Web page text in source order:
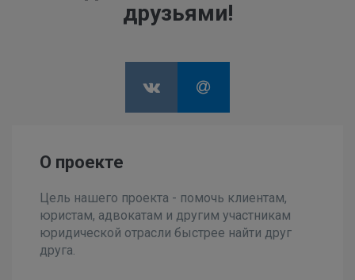
друзьями!
О проекте
Цель нашего проекта - помочь клиентам,
юристам, адвокатам и другим участникам
юридической отрасли быстрее найти друг
друга.